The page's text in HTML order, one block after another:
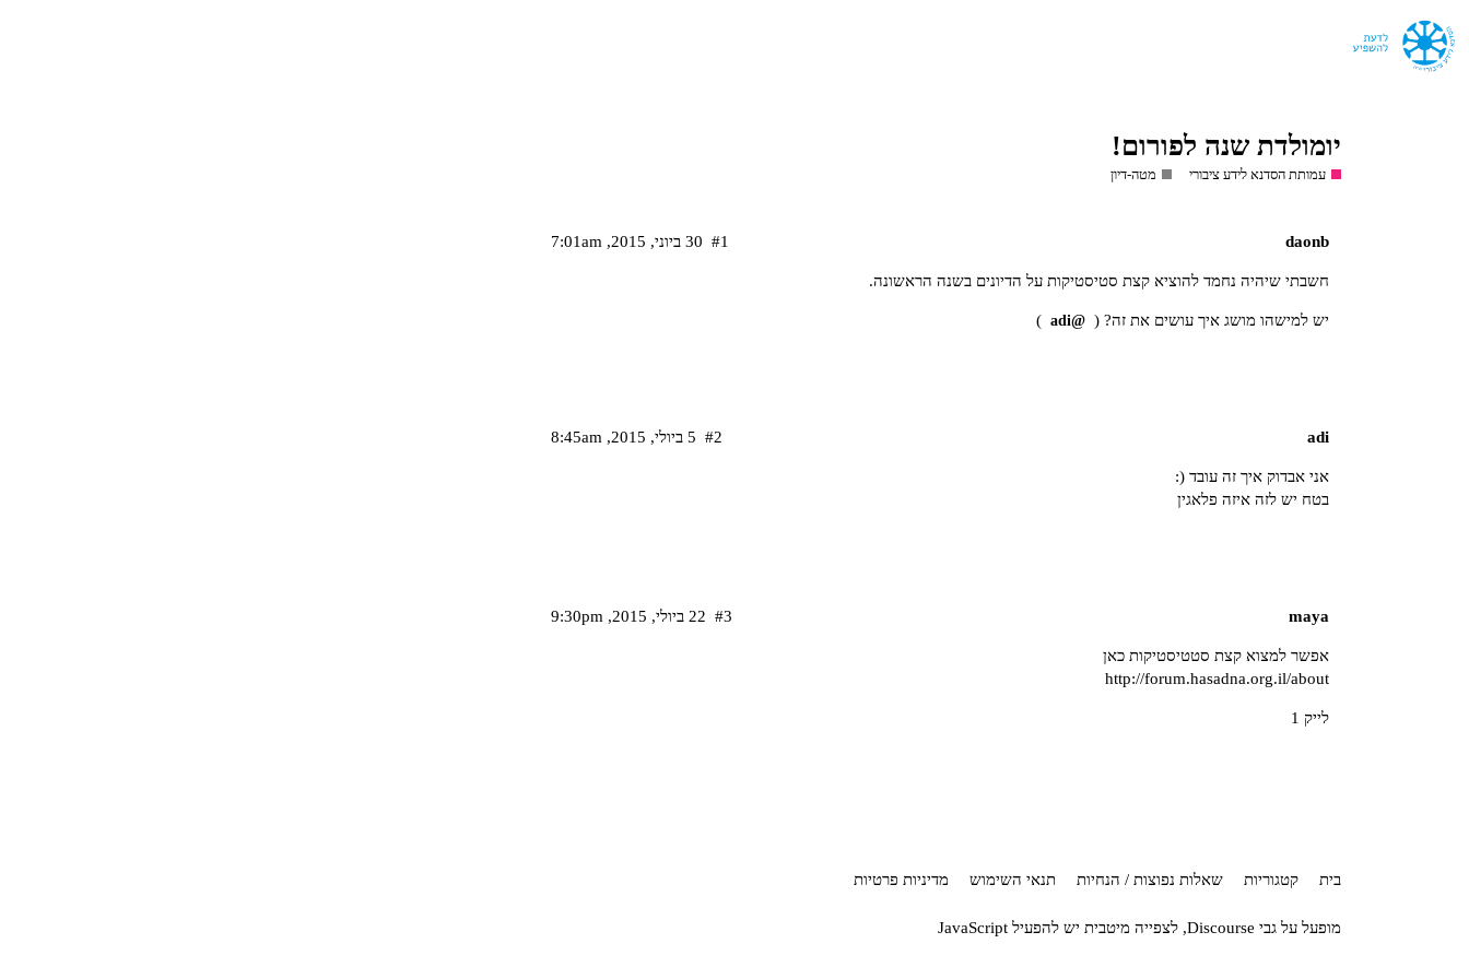
יומולדת שנה לפורום!
עמותת הסדנא לידע ציבורי מטה-דיון
daonb 30 ביוני,‏ 2015,‏ 7:01am #1
חשבתי שיהיה נחמד להוציא קצת סטיסטיקות על הדיונים בשנה הראשונה.
יש למישהו מושג איך עושים את זה? ( @adi
)
adi 5 ביולי,‏ 2015,‏ 8:45am #2
אני אבדוק איך זה עובד (:
בטח יש לזה איזה פלאגין
maya 22 ביולי,‏ 2015,‏ 9:30pm #3
אפשר למצוא קצת סטטיסטיקות כאן
http://forum.hasadna.org.il/about
לייק 1
בית קטגוריות שאלות נפוצות / הנחיות תנאי השימוש מדיניות פרטיות
מופעל על גבי Discourse, לצפייה מיטבית יש להפעיל JavaScript